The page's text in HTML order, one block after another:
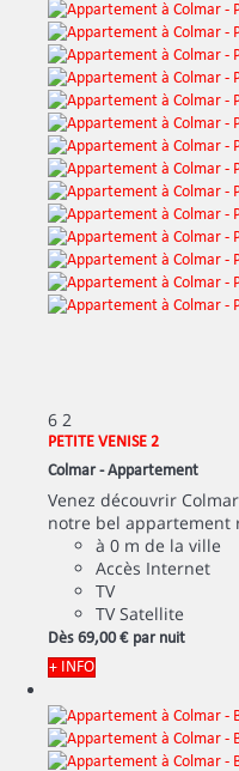
6 2
PETITE VENISE 2
Colmar -Appartement
Venez découvrir
notre bel appartement
à 0 m de la ville
Accès Internet
TV
TV Satellite
Dès 69,00 € par nuit
+ INFO